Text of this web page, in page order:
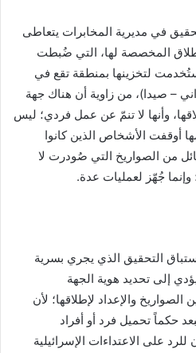
في مديرية المخابرات يتعاطى
المخصصة لها، التي ضُبطت
لتخزينها بمنطقة تقع في
– صيدا)، من زاوية أن هناك جهة
وأنها لا تنمّ عن عمل فردي؛ ليس
أوقفت الأشخاص الذين كانوا
من الصواريخ التي صُودرت لا
جُهّز لعمليات عدة.
التحقيق الذي يجري بسرية
إلى تحديد هوية الجهة
والإعداد لإطلاقها؛ لأن
حكماً تحميل فرد أو أفراد
على الاعتداءات الإسرائيلية